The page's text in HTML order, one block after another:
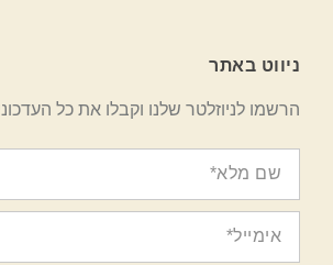
ניווט באתר
הרשמו לניוזלטר שלנו וקבלו את כל